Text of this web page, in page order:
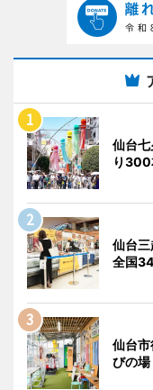
仙台
り300
仙台
全国
仙台
びの